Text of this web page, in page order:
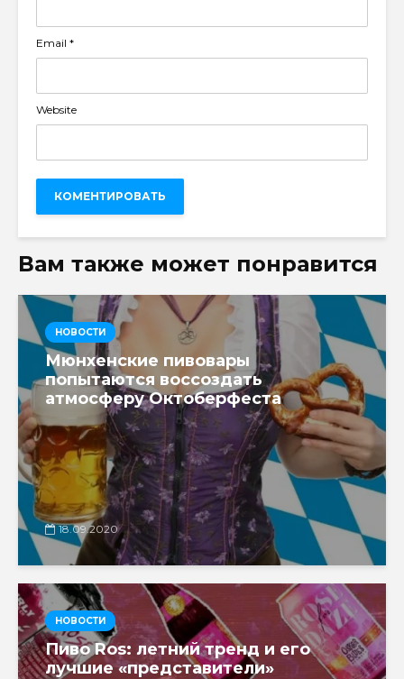
Email *
Website
Вам также может понравится
НОВОСТИ
Мюнхенские пивовары
попытаются воссоздать
атмосферу Октоберфеста
18.09.2020
НОВОСТИ
Пиво Ros: летний тренд и его
лучшие «представители»